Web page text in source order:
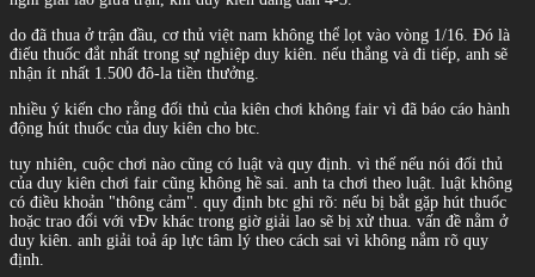
do đã thua ở trận đầu, cơ thủ việt nam không thể lọt vào vòng 1/16. Đó là
điếu thuốc đắt nhất trong sự nghiệp duy kiên. nếu thắng và đi tiếp, anh sẽ
nhận ít nhất 1.500 đô-la tiền thưởng.
nhiều ý kiến cho rằng đối thủ của kiên chơi không fair vì đã báo cáo hành
động hút thuốc của duy kiên cho btc.
tuy nhiên, cuộc chơi nào cũng có luật và quy định. vì thế nếu nói đối thủ
của duy kiên chơi fair cũng không hề sai. anh ta chơi theo luật. luật không
có điều khoản "thông cảm". quy định btc ghi rõ: nếu bị bắt gặp hút thuốc
hoặc trao đổi với vĐv khác trong giờ giải lao sẽ bị xử thua. vấn đề nằm ở
duy kiên. anh giải toả áp lực tâm lý theo cách sai vì không nắm rõ quy
định.